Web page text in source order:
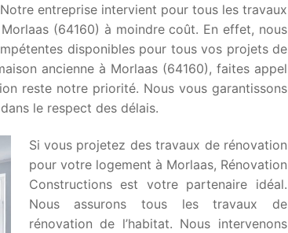
entreprise intervient pour tous les travaux
(64160) à moindre coût. En effet, nous
disponibles pour tous vos projets de
ancienne à Morlaas (64160), faites appel
reste notre priorité. Nous vous garantissons
le respect des délais.
Si vous projetez des travaux de rénovation
pour votre logement à Morlaas, Rénovation
Constructions est votre partenaire idéal.
Nous assurons tous les travaux de
rénovation de l’habitat. Nous intervenons